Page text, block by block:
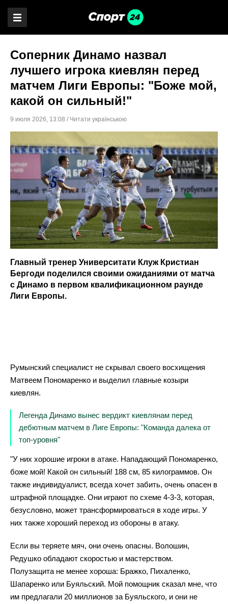
Соперник Динамо назвал
лучшего игрока киевлян перед
матчем Лиги Европы: "Боже мой,
какой он сильный!"
9 июля 2026, 13:08 / Читати українською
Главный тренер Университати Клуж Кристиан
Бергоди поделился своими ожиданиями от матча
с Динамо в первом квалификационном раунде
Лиги Европы.
Румынский специалист не скрывал своего восхищения
Матвеем Пономаренко и выделил главные козыри
киевлян.
Легенда Динамо вынес вердикт киевлянам перед
дебютным матчем в Лиге Европы: "Команда далека от
топ-уровня"
"У них хорошие игроки в атаке. Нападающий Пономаренко,
боже мой! Какой он сильный! 188 см, 85 килограммов. Он
также индивидуалист, всегда хочет забить, очень опасен в
штрафной площадке. Они играют по схеме 4-3-3, которая,
безусловно, может трансформироваться в ходе игры. У
них также хороший переход из обороны в атаку.
Если вы теряете мяч, они очень опасны. Волошин,
Редушко обладают скоростью и мастерством.
Полузащита не менее хороша: Бражко, Пихаленко,
Шапаренко или Буяльский. Мой помощник сказал мне, что
им предлагали 20 миллионов за Буяльского, и они не